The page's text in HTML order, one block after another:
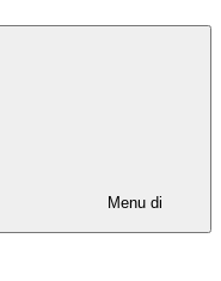
Menu di